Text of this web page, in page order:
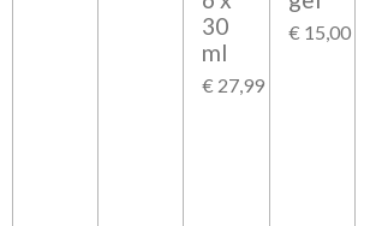
30
ml
€ 27,99
€ 15,00